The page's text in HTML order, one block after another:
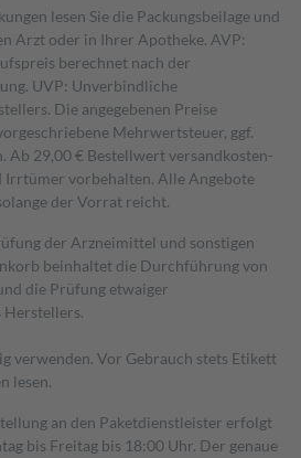
lesen Sie die Packungsbeilage und
Arzt oder in Ihrer Apotheke. AVP:
berechnet nach der
UVP: Unverbindliche
Die angegebenen Preise
Mehrwertsteuer, ggf.
Ab 29,00 € Bestell­wert versand­kosten­
Irrtümer vorbehalten. Alle Angebote
der Vorrat reicht.
der Arzneimittel und sonstigen
beinhaltet die Durchführung von
die Prüfung etwaiger
Herstellers.
verwenden. Vor Gebrauch stets Etikett
lesen.
an den Paketdienstleister erfolgt
bis Freitag bis 18:00 Uhr. Der genaue